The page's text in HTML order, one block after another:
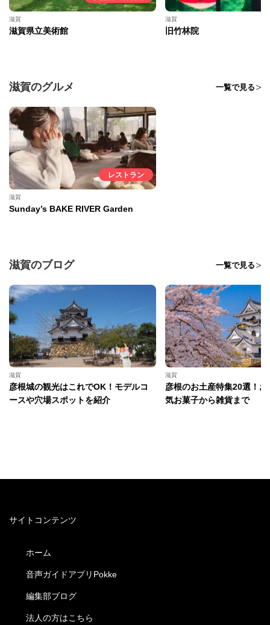
滋賀
滋賀県立美術館
滋賀
旧竹林院
滋賀のグルメ 一覧で見る
レストラン
滋賀
Sunday’s BAKE RIVER Garden
滋賀のブログ 一覧で見る
滋賀
彦根城の観光はこれでOK！モデルコ
ースや穴場スポットを紹介
滋賀
彦根のお土産特集20選！
気お菓子から雑貨まで
サイトコンテンツ
ホーム
音声ガイドアプリPokke
編集部ブログ
法人の方はこちら